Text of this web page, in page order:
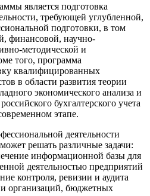
является подготовка
требующей углубленной,
подготовки, в том
финансовой, научно-
методической и
того, программа
квалифицированных
в области развития теории
экономического анализа и
бухгалтерского учета
этапе.
деятельности
решать различные задачи:
информационной базы для
деятельностью предприятий
контроля, ревизии и аудита
и организаций, бюджетных